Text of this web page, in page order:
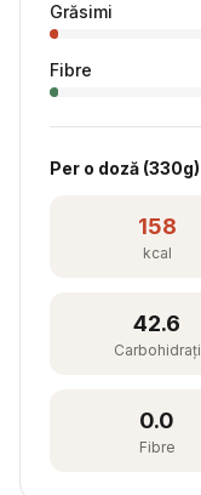
Grăsimi
Fibre
Per o doză (330g)
158
kcal
42.6
Carbohidrați
0.0
Fibre